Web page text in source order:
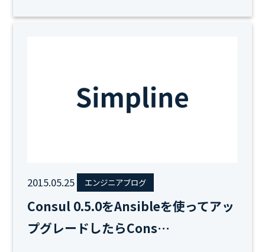
2015.05.25 エンジニアブログ
Consul 0.5.0をAnsibleを使ってアッ
プグレードしたらCons…